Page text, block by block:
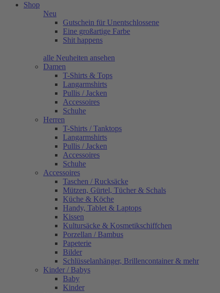
Shop
Neu
Gutschein für Unentschlossene
Eine großartige Farbe
Shit happens
alle Neuheiten ansehen
Damen
T-Shirts & Tops
Langarmshirts
Pullis / Jacken
Accessoires
Schuhe
Herren
T-Shirts / Tanktops
Langarmshirts
Pullis / Jacken
Accessoires
Schuhe
Accessoires
Taschen / Rucksäcke
Mützen, Gürtel, Tücher & Schals
Küche & Köche
Handy, Tablet & Laptops
Kissen
Kultursäcke & Kosmetikschiffchen
Porzellan / Bambus
Papeterie
Bilder
Schlüsselanhänger, Brillencontainer & mehr
Kinder / Babys
Baby
Kinder